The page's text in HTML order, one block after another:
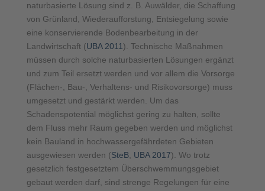
naturbasierte Lösung sind z. B. Auwälder, die Schaffung
von Grünland, Wiederaufforstung, Entsiegelung sowie
eine konservierende Bodenbearbeitung in der
Landwirtschaft (UBA 2011). Technische Maßnahmen
müssen durch solche naturbasierten Lösungen ergänzt
und zum Teil ersetzt werden und vor allem die Vorsorge
(Flächen-, Bau-, Verhaltens- und Risikovorsorge) muss
umgesetzt und gestärkt werden. Um das
Schadenspotential möglichst gering zu halten, sollte
dem Fluss mehr Raum gegeben werden und möglichst
kein Bauland in hochwassergefährdeten Gebieten
ausgewiesen werden (SteB, UBA 2017). Wo trotz
gesetzlich festgesetztem Überschwemmungsgebiet
gebaut werden darf, sind strenge Regelungen für eine